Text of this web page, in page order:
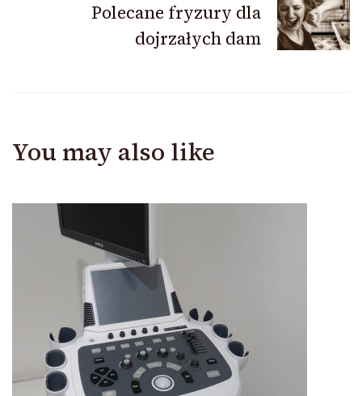
Polecane fryzury dla
dojrzałych dam
You may also like